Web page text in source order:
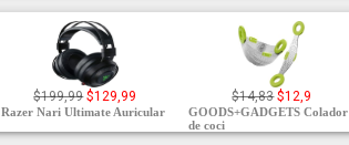
$199,99 $129,99
Razer Nari Ultimate Auricular
$14,83 $12,9
GOODS+GADGETS Colador
de coci